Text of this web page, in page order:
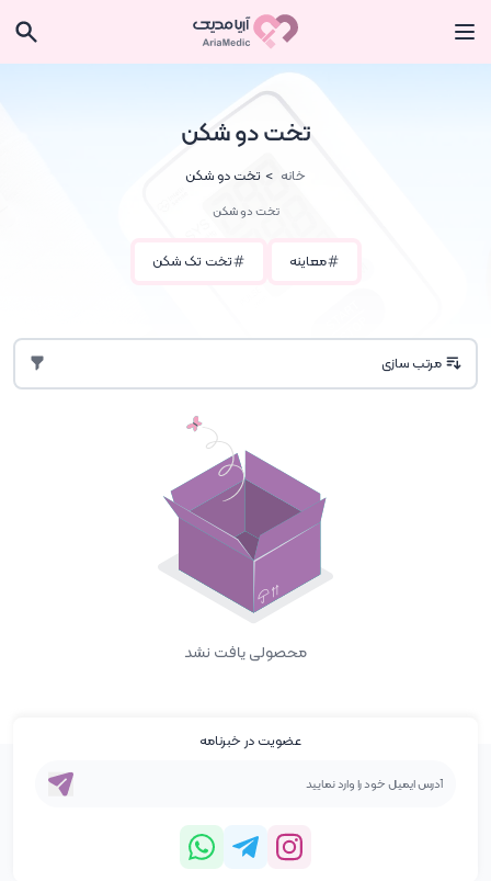
تخت دو شکن
خانه تخت دو شکن
تخت دو شکن
معاینه تخت تک شکن
مرتب سازی
محصولی یافت نشد
عضویت در خبرنامه